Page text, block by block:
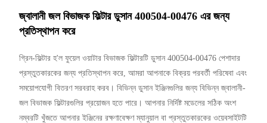
জ্বালানী জল বিভাজক ফিল্টার ডুসান 400504-00476 এর জন্য
প্রতিস্থাপন করে
গ্রিন-ফিল্টার হ'ল ফুয়েল ওয়াটার বিভাজক ফিল্টারটি ডুসান 400504-00476 পেশাদার
প্রস্তুতকারকের জন্য প্রতিস্থাপন করে, আমরা আপনাকে বিক্রয় পরবর্তী পরিষেবা এবং
সময়োপযোগী বিতরণ সরবরাহ করব। বিভিন্ন ডুসান ইঞ্জিনগুলির জন্য বিভিন্ন জ্বালানী-
জল বিভাজক ফিল্টারগুলির প্রয়োজন হতে পারে। আপনার নির্দিষ্ট মডেলের সঠিক অংশ
নম্বরটি খুঁজতে আপনার ইঞ্জিনের রক্ষণাবেক্ষণ ম্যানুয়াল বা প্রস্তুতকারকের ওয়েবসাইটটি